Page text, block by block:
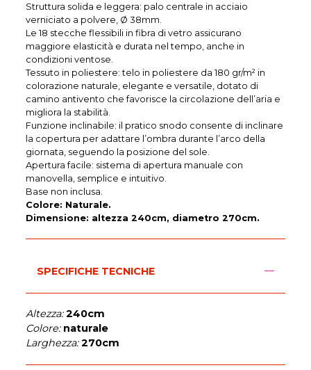
Struttura solida e leggera: palo centrale in acciaio
verniciato a polvere, Ø 38mm.
Le 18 stecche flessibili in fibra di vetro assicurano
maggiore elasticità e durata nel tempo, anche in
condizioni ventose.
Tessuto in poliestere: telo in poliestere da 180 gr/m² in
colorazione naturale, elegante e versatile, dotato di
camino antivento che favorisce la circolazione dell’aria e
migliora la stabilità.
Funzione inclinabile: il pratico snodo consente di inclinare
la copertura per adattare l’ombra durante l’arco della
giornata, seguendo la posizione del sole.
Apertura facile: sistema di apertura manuale con
manovella, semplice e intuitivo.
Base non inclusa.
Colore: Naturale.
Dimensione: altezza 240cm, diametro 270cm.
SPECIFICHE TECNICHE
Altezza: 240cm
Colore: naturale
Larghezza: 270cm